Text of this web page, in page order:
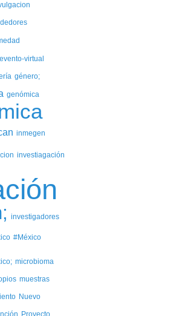
evento-virtual
género;
genómica
inmegen
investiagación
investigadores
#México
microbioma
muestras
Nuevo
Proyecto